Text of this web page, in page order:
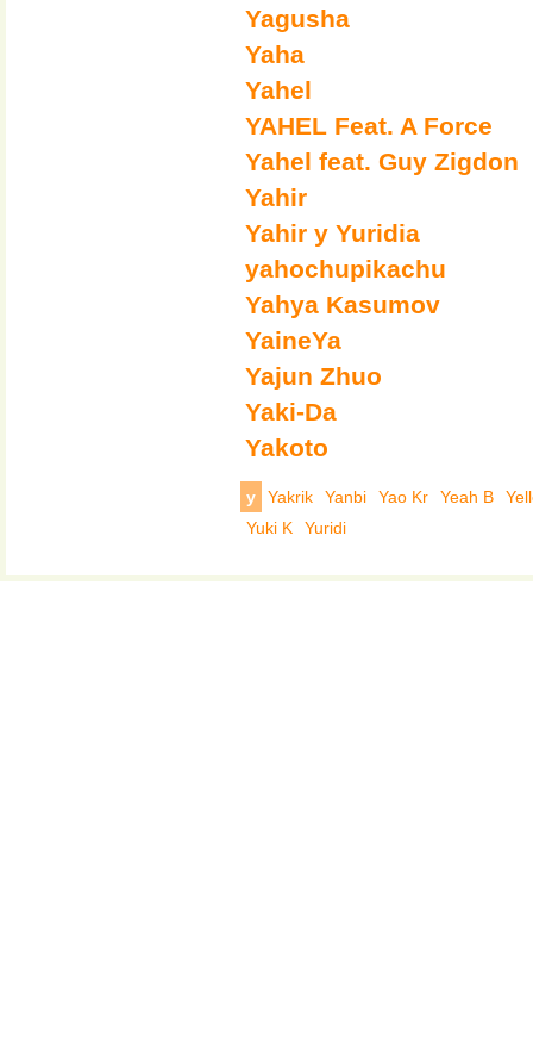
Yagusha
Yaha
Yahel
YAHEL Feat. A Force
Yahel feat. Guy Zigdon
Yahir
Yahir y Yuridia
yahochupikachu
Yahya Kasumov
YaineYa
Yajun Zhuo
Yaki-Da
Yakoto
y Yakrik Yanbi Yao Kr Yeah B
Yuki K
Yuridi